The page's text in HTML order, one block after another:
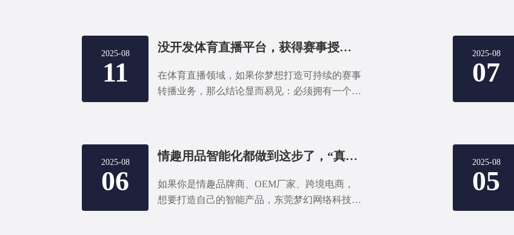
2025-08
11
没开发体育直播平台，获得赛事授权永远只是梦！
在体育直播领域，如果你梦想打造可持续的赛事
转播业务，那么结论显而易见：必须拥有一个独
速上线，避免从头起步的诸多陷阱，最终实现个
2025-08
07
2025-08
06
情趣用品智能化都做到这步了，“真人恋爱”虚拟伴侣+剧情剧本
如果你是情趣品牌商、OEM厂家、跨境电商，
想要打造自己的智能产品，东莞梦幻网络科技可
2025-08
05